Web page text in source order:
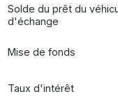
Solde du prêt du
d'échange
Mise de fonds
Taux d'intérêt